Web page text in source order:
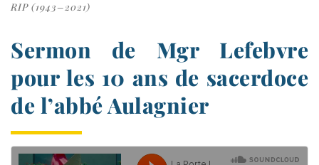
RIP (1943–2021)
Sermon de Mgr Lefebvre
pour les 10 ans de sacerdoce
de l’abbé Aulagnier